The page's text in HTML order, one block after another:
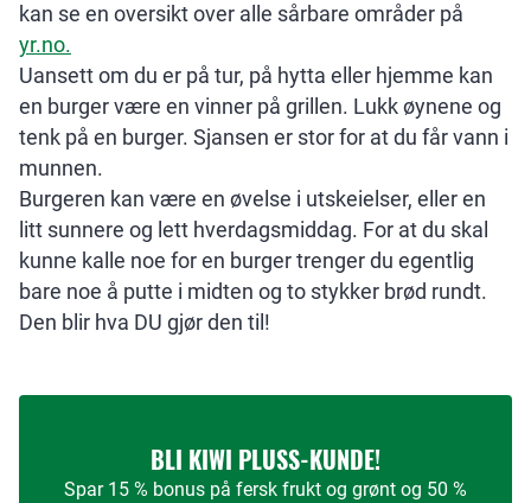
kan se en oversikt over alle sårbare områder på
yr.no.
Uansett om du er på tur, på hytta eller hjemme kan
en burger være en vinner på grillen. Lukk øynene og
tenk på en burger. Sjansen er stor for at du får vann i
munnen.
Burgeren kan være en øvelse i utskeielser, eller en
litt sunnere og lett hverdagsmiddag. For at du skal
kunne kalle noe for en burger trenger du egentlig
bare noe å putte i midten og to stykker brød rundt.
Den blir hva DU gjør den til!
BLI KIWI PLUSS-KUNDE!
Spar 15 % bonus på fersk frukt og grønt og 50 %